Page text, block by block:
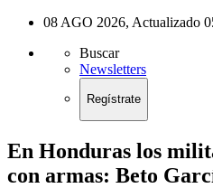
08 AGO 2026, Actualizado
Buscar
Newsletters
Regístrate
En Honduras los
con armas: Beto